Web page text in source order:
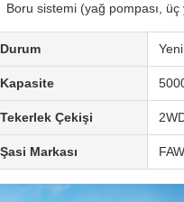
Boru sistemi (yağ pompası,
Durum Yeni
Kapasite
Tekerlek Çekişi
Şasi Markası FAW